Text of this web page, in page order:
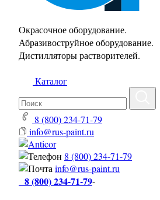
Окрасочное оборудование.
Абразивоструйное оборудование.
Дистилляторы растворителей.
Каталог
8 (800) 234-71-79
info@rus-paint.ru
8 (800) 234-71-79
info@rus-paint.ru
8 (800) 234-71-79-